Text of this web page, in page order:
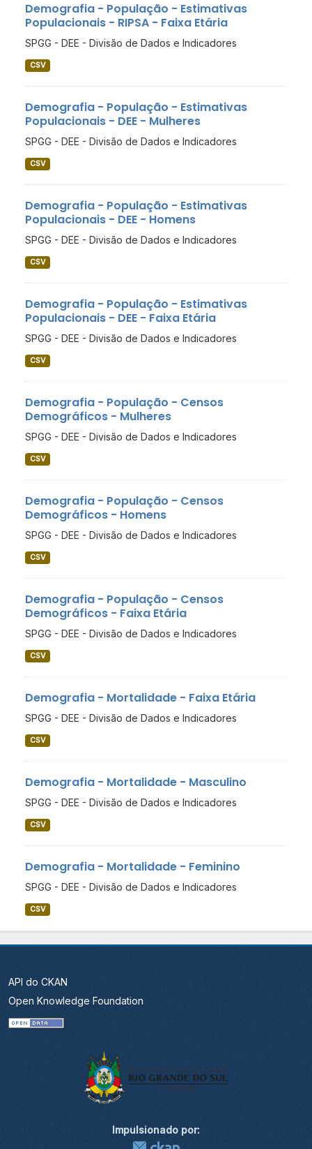
Demografia - População - Estimativas
Populacionais - RIPSA - Faixa Etária
SPGG - DEE - Divisão de Dados e Indicadores
CSV
Demografia - População - Estimativas
Populacionais - DEE - Mulheres
SPGG - DEE - Divisão de Dados e Indicadores
CSV
Demografia - População - Estimativas
Populacionais - DEE - Homens
SPGG - DEE - Divisão de Dados e Indicadores
CSV
Demografia - População - Estimativas
Populacionais - DEE - Faixa Etária
SPGG - DEE - Divisão de Dados e Indicadores
CSV
Demografia - População - Censos
Demográficos - Mulheres
SPGG - DEE - Divisão de Dados e Indicadores
CSV
Demografia - População - Censos
Demográficos - Homens
SPGG - DEE - Divisão de Dados e Indicadores
CSV
Demografia - População - Censos
Demográficos - Faixa Etária
SPGG - DEE - Divisão de Dados e Indicadores
CSV
Demografia - Mortalidade - Faixa Etária
SPGG - DEE - Divisão de Dados e Indicadores
CSV
Demografia - Mortalidade - Masculino
SPGG - DEE - Divisão de Dados e Indicadores
CSV
Demografia - Mortalidade - Feminino
SPGG - DEE - Divisão de Dados e Indicadores
CSV
API do CKAN
Open Knowledge Foundation
Impulsionado por: